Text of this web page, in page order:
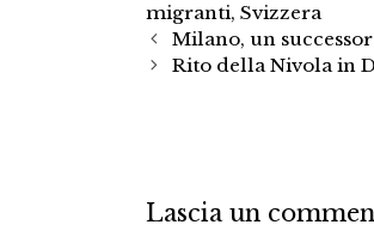
migranti, Svizzera
Milano, un
Rito della Nivola in
Lascia un